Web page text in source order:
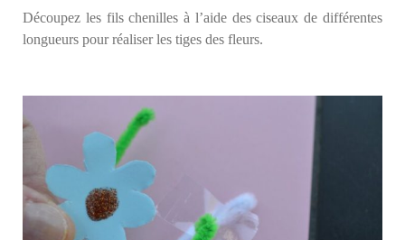
Découpez les fils chenilles à l’aide des ciseaux de différentes
longueurs pour réaliser les tiges des fleurs.